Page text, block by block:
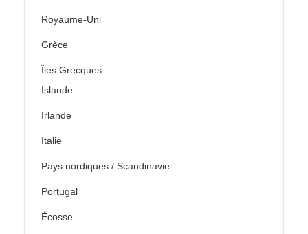
Royaume-Uni
Grèce
Îles Grecques
Islande
Irlande
Italie
Pays nordiques / Scandinavie
Portugal
Écosse